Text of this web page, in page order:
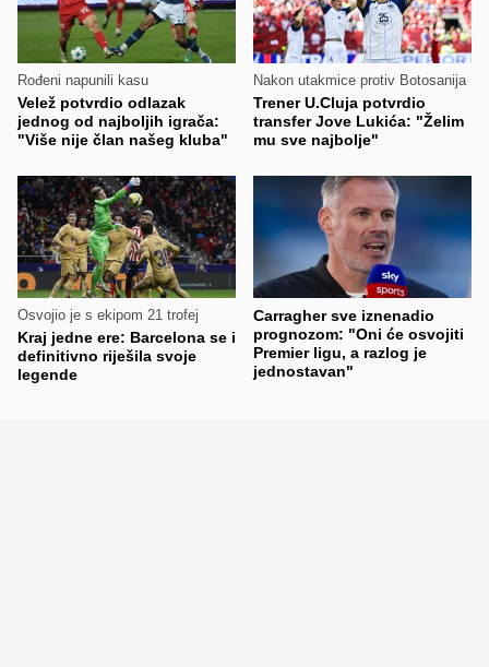
Rođeni napunili kasu
Velež potvrdio odlazak
jednog od najboljih igrača:
"Više nije član našeg kluba"
Nakon utakmice protiv Botosanija
Trener U.Cluja potvrdio
transfer Jove Lukića: "Želim
mu sve najbolje"
Osvojio je s ekipom 21 trofej
Kraj jedne ere: Barcelona se i
definitivno riješila svoje
legende
Carragher sve iznenadio
prognozom: "Oni će osvojiti
Premier ligu, a razlog je
jednostavan"